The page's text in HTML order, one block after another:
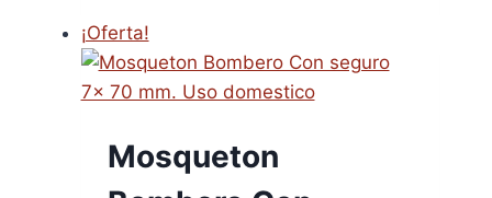
¡Oferta!
Mosqueton